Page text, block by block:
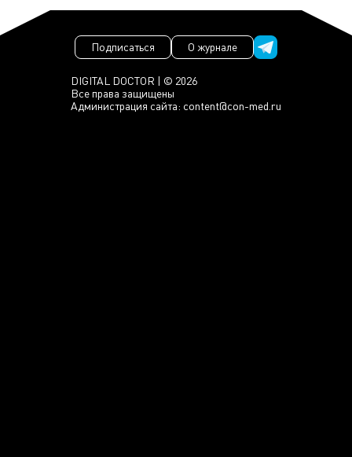
DIGITAL DOCTOR | © 2026
Все права защищены
Администрация сайта: content@con-med.ru
Подписаться О журнале